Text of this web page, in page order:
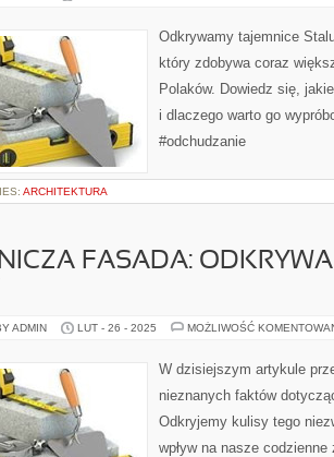
Odkrywamy tajemnice
który zdobywa coraz
Polaków. Dowiedz się,
i dlaczego warto go
#odchudzanie
ARCHITEKTURA
FASADA:
ADMIN LUT - 26 - 2025 MOŻLIWOŚĆ
W dzisiejszym artykule
nieznanych faktów
Odkryjemy kulisy tego
wpływ na nasze